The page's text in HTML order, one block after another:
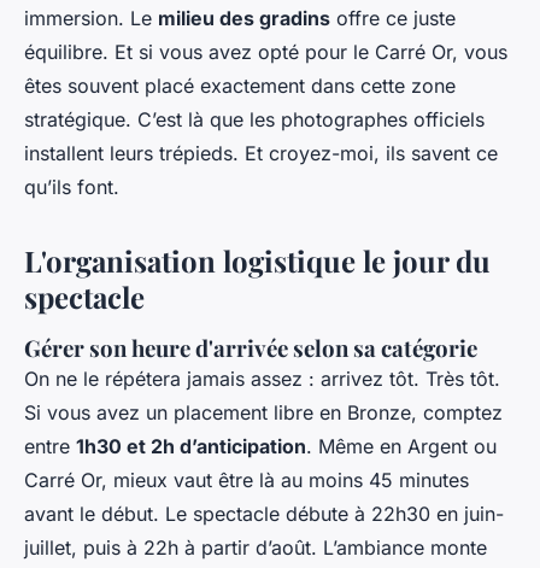
immersion. Le milieu des gradins offre ce juste
équilibre. Et si vous avez opté pour le Carré Or, vous
êtes souvent placé exactement dans cette zone
stratégique. C’est là que les photographes officiels
installent leurs trépieds. Et croyez-moi, ils savent ce
qu’ils font.
L'organisation logistique le jour du
spectacle
Gérer son heure d'arrivée selon sa catégorie
On ne le répétera jamais assez : arrivez tôt. Très tôt.
Si vous avez un placement libre en Bronze, comptez
entre 1h30 et 2h d’anticipation. Même en Argent ou
Carré Or, mieux vaut être là au moins 45 minutes
avant le début. Le spectacle débute à 22h30 en juin-
juillet, puis à 22h à partir d’août. L’ambiance monte